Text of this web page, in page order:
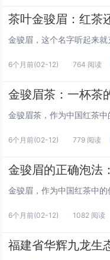
6个月前(02-12) 764 阅读
6个月前(02-12) 779 阅读
6个月前(02-12) 1082 阅读